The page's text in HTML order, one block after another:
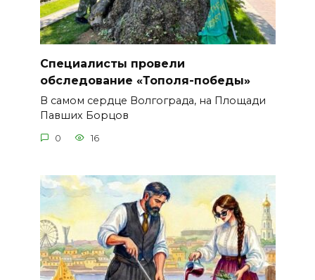
Специалисты провели
обследование «Тополя-победы»
В самом сердце Волгограда, на Площади
Павших Борцов
0 16